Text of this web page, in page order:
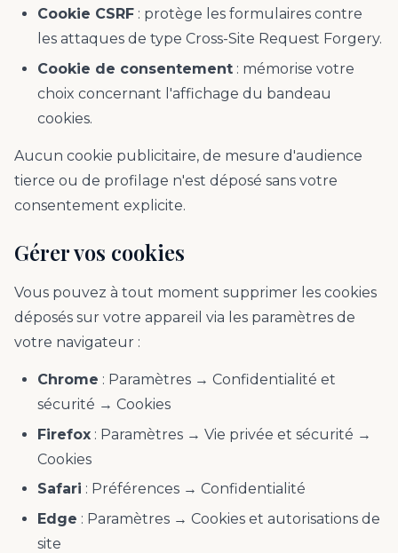
Cookie CSRF: protège les formulaires contre
les attaques de type Cross-Site Request Forgery.
Cookie de consentement: mémorise votre
choix concernant l'affichage du bandeau
cookies.
Aucun cookie publicitaire, de mesure d'audience
tierce ou de profilage n'est déposé sans votre
consentement explicite.
Gérer vos cookies
Vous pouvez à tout moment supprimer les cookies
déposés sur votre appareil via les paramètres de
votre navigateur :
Chrome : Paramètres → Confidentialité et
sécurité → Cookies
Firefox: Paramètres → Vie privée et sécurité →
Cookies
Safari : Préférences → Confidentialité
Edge : Paramètres → Cookies et autorisations de
site